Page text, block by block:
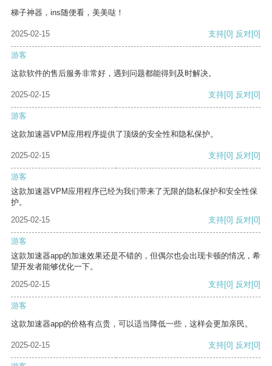
梯子神器，ins随便看，美美哒！
2025-02-15 支持[0] 反对[0]
游客
这款软件的售后服务非常好，遇到问题都能得到及时解决。
2025-02-15 支持[0] 反对[0]
游客
这款加速器VPM应用程序提供了顶级的安全性和隐私保护。
2025-02-15 支持[0] 反对[0]
游客
这款加速器VPM应用程序已经为我们带来了无限的隐私保护和安全性保
护。
2025-02-15
支持[0] 反对[0]
游客
这款加速器app的加速效果还是不错的，但偶尔也会出现卡顿的情况，希
望开发者能够优化一下。
2025-02-15
支持[0] 反对[0]
游客
这款加速器app的价格有点贵，可以适当降低一些，这样会更加亲民。
2025-02-15 支持[0] 反对[0]